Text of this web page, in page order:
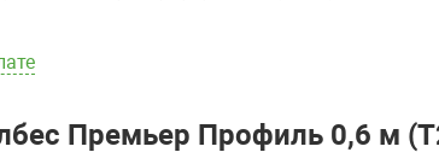
Премьер Профиль 0,6 м